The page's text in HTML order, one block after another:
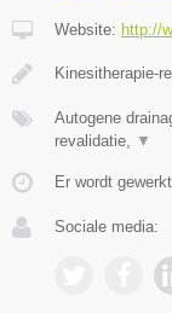
Website: http://
Kinesitherapie-
Autogene
revalidatie,
▼
Er wordt
Sociale media: